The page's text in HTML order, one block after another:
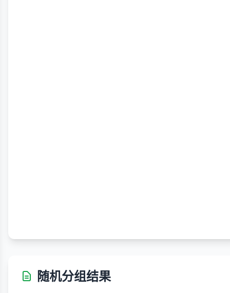
随机分组结果